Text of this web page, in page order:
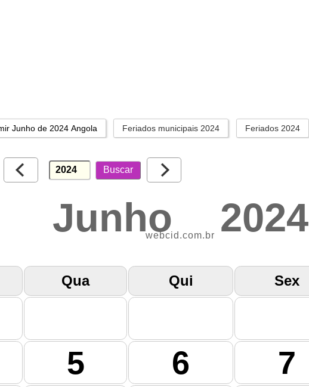
Junho de 2024 Angola Feriados municipais 2024 Feriados 2024
Junho 2024
webcid.com.br
Qua Qui Sex
5 6 7